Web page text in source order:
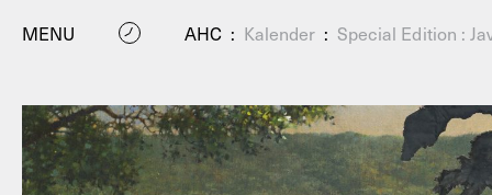
MENU AHC : Kalender : Special Edition :